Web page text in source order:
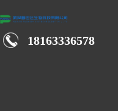
18163336578